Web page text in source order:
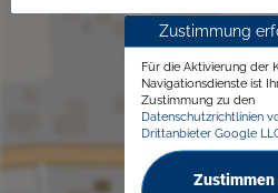
Zustimmung
Für die Aktivierung der
Navigationsdienste ist
Zustimmung zu den
Datenschutzrichtlinien
Drittanbieter Google
Zustimmen